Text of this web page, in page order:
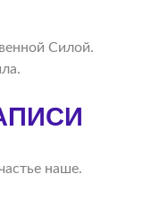
Силой.
наше.